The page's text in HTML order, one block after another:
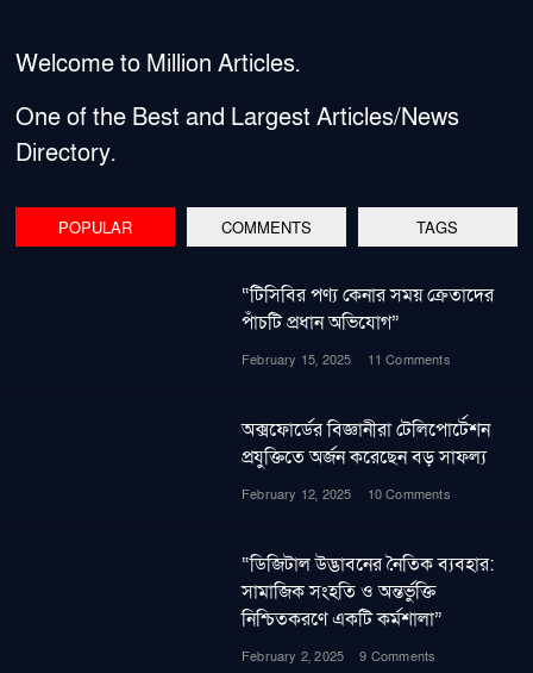
Welcome to Million Articles.
One of the Best and Largest Articles/News
Directory.
POPULAR COMMENTS TAGS
“টিসিবির পণ্য কেনার সময় ক্রেতাদের
পাঁচটি প্রধান অভিযোগ”
February 15, 2025 11 Comments
অক্সফোর্ডের বিজ্ঞানীরা টেলিপোর্টেশন
প্রযুক্তিতে অর্জন করেছেন বড় সাফল্য
February 12, 2025 10 Comments
“ডিজিটাল উদ্ভাবনের নৈতিক ব্যবহার:
সামাজিক সংহতি ও অন্তর্ভুক্তি
নিশ্চিতকরণে একটি কর্মশালা”
February 2, 2025 9 Comments